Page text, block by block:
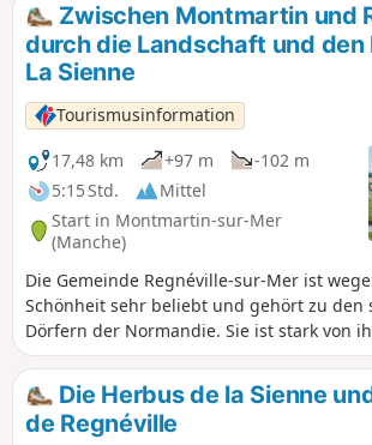
Zwischen Montmartin und
durch die Landschaft und den
La Sienne
Tourismusinformation
17,48 km
+97 m
-102 m
5:15 Std.
Mittel
Start in Montmartin-sur-Mer
(Manche)
Die Gemeinde Regnéville-sur-Mer ist
Schönheit sehr beliebt und gehört zu den
Dörfern der Normandie. Sie ist stark von
Vergangenheit geprägt und es ist
verschiedenen Weiler zu erkunden, aus
Grimouville, Urville, Incleville, Le Rey usw.
gesamte Gemeinde, ihre Geschichte und
Die Herbus de la Sienne
de Regnéville